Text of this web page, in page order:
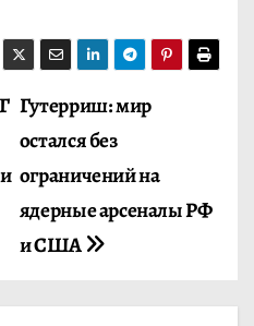
Гутерриш: мир
остался без
ограничений на
ядерные арсеналы РФ
и США